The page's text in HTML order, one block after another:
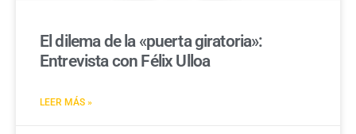
El dilema de la «puerta giratoria»:
Entrevista con Félix Ulloa
LEER MÁS »